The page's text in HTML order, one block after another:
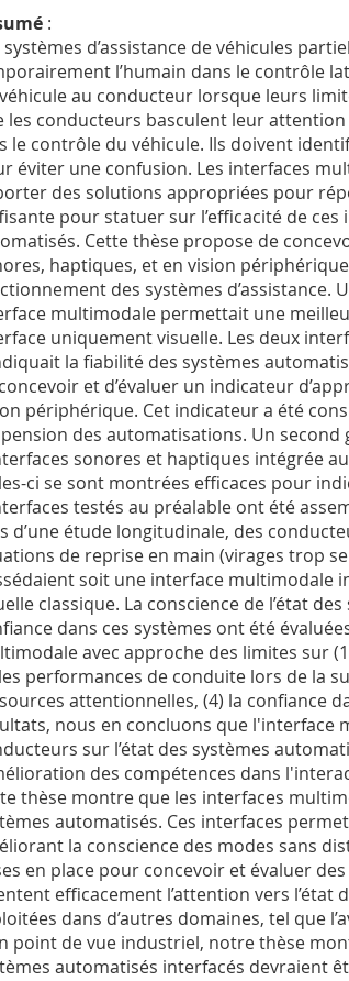
:
systèmes d’assistance de véhicules
l’humain dans le contrôle
au conducteur lorsque leurs
les conducteurs basculent leur
le contrôle du véhicule. Ils doivent
éviter une confusion. Les interfaces
des solutions appropriées pour
pour statuer sur l’efficacité de ces
Cette thèse propose de
haptiques, et en vision
des systèmes d’assistance.
multimodale permettait une
uniquement visuelle. Les deux
la fiabilité des systèmes
et d’évaluer un indicateur
périphérique. Cet indicateur a été
des automatisations. Un second
sonores et haptiques intégrée
ci se sont montrées efficaces pour
testés au préalable ont été
d’une étude longitudinale, des
de reprise en main (virages trop
soit une interface multimodale
classique. La conscience de l’état
dans ces systèmes ont été
avec approche des limites sur
performances de conduite lors de la
attentionnelles, (4) la confiance
nous en concluons que l'interface
sur l’état des systèmes
des compétences dans
thèse montre que les interfaces
automatisés. Ces interfaces
la conscience des modes sans
en place pour concevoir et évaluer
efficacement l’attention vers l’état
dans d’autres domaines, tel que
point de vue industriel, notre thèse
automatisés interfacés devraient